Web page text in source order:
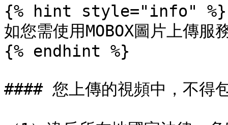
{% hint style="info" %}
如您需使用MOBOX圖片上傳服
{% endhint %}
#### 您上傳的視頻中，不得